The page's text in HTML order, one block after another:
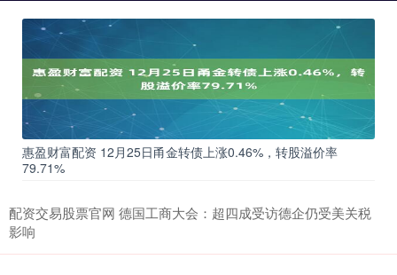
惠盈财富配资 12月25日甬金转债上涨0.46%，转股溢价率
79.71%
配资交易股票官网 德国工商大会：超四成受访德企仍受美关税
影响